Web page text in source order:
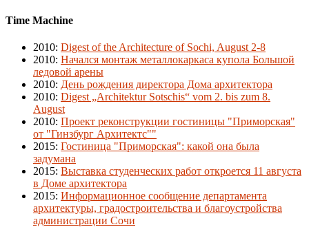
Time Machine
2010: Digest of the Architecture of Sochi, August 2-8
2010: Начался монтаж металлокаркаса купола Большой
ледовой арены
2010: День рождения директора Дома архитектора
2010: Digest „Architektur Sotschis“ vom 2. bis zum 8.
August
2010: Проект реконструкции гостиницы "Приморская"
от "Гинзбург Архитектс""
2015: Гостиница "Приморская": какой она была
задумана
2015: Выставка студенческих работ откроется 11 августа
в Доме архитектора
2015: Информационное сообщение департамента
архитектуры, градостроительства и благоустройства
администрации Сочи